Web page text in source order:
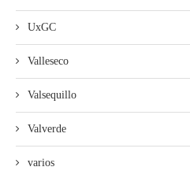
UxGC
Valleseco
Valsequillo
Valverde
varios